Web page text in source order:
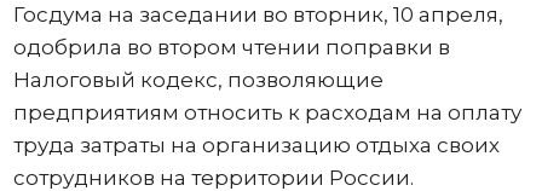
Госдума на заседании во вторник, 10 апреля,
одобрила во втором чтении поправки в
Налоговый кодекс, позволяющие
предприятиям относить к расходам на оплату
труда затраты на организацию отдыха своих
сотрудников на территории России.